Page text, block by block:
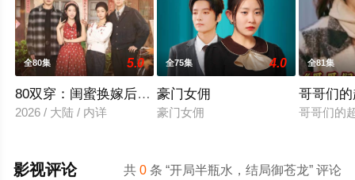
全80集 5.0
80双穿：闺蜜换嫁后赢麻了
2026 / 大陆 / 内详
全75集 4.0
豪门女佣
豪门女佣
全81集
哥哥们
哥哥们的
共0 条 “开局半瓶水，结局御苍龙” 评论
影视评论